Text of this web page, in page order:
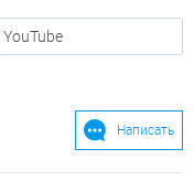
YouTube
Написать